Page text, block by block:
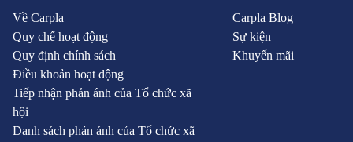
Về Carpla
Quy chế hoạt động
Quy định chính sách
Điều khoản hoạt động
Tiếp nhận phản ánh của Tổ chức xã
hội
Danh sách phản ánh của Tổ chức xã
Carpla Blog
Sự kiện
Khuyến mãi